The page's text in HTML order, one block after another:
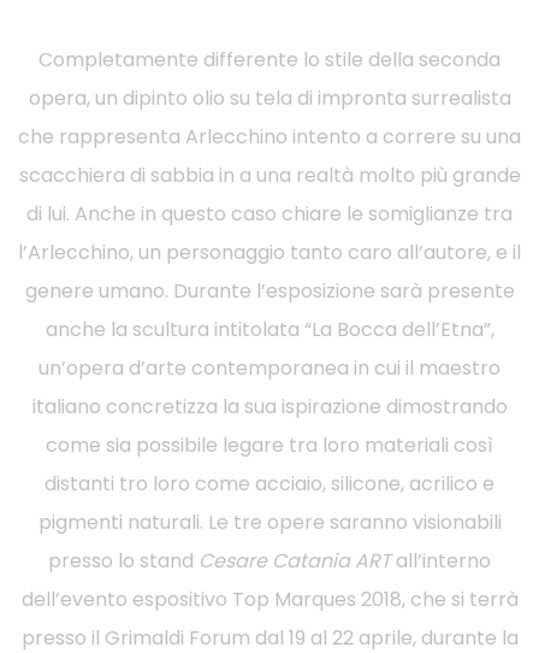
Completamente differente lo stile della seconda
opera, un dipinto olio su tela di impronta surrealista
che rappresenta Arlecchino intento a correre su una
scacchiera di sabbia in a una realtà molto più grande
di lui. Anche in questo caso chiare le somiglianze tra
l’Arlecchino, un personaggio tanto caro all’autore, e il
genere umano. Durante l’esposizione sarà presente
anche la scultura intitolata “La Bocca dell’Etna”,
un’opera d’arte contemporanea in cui il maestro
italiano concretizza la sua ispirazione dimostrando
come sia possibile legare tra loro materiali così
distanti tro loro come acciaio, silicone, acrilico e
pigmenti naturali. Le tre opere saranno visionabili
presso lo stand Cesare Catania ARTall’interno
dell’evento espositivo Top Marques 2018, che si terrà
presso il Grimaldi Forum dal 19 al 22 aprile, durante la